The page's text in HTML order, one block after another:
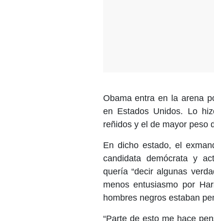
Obama entra en la arena
en Estados Unidos. Lo
reñidos y el de mayor peso
En dicho estado, el
candidata demócrata y
quería “decir algunas
menos entusiasmo por
hombres negros estaban
“Parte de esto me hace